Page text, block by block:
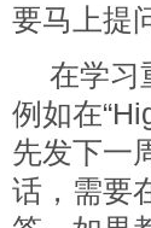
要马上提
在学习
例如在
先发下一
话，需要